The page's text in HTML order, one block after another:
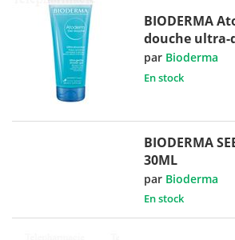
BIODERMA
douche ultra-
par Bioderma
En stock
BIODERMA
30ML
par Bioderma
En stock